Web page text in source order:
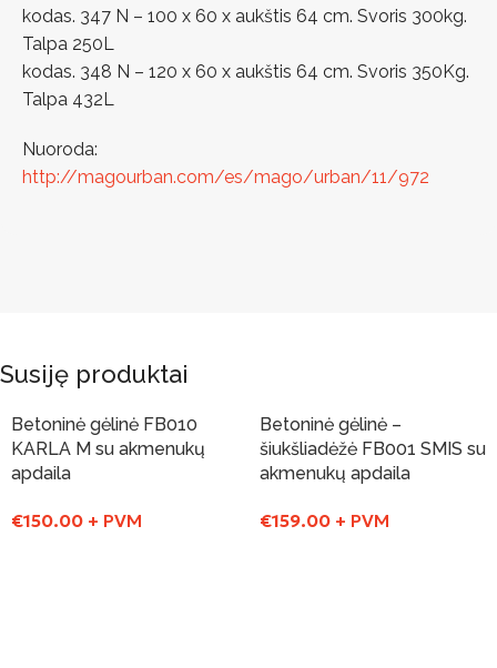
kodas. 347 N – 100 x 60 x aukštis 64 cm. Svoris 300kg.
Talpa 250L
kodas. 348 N – 120 x 60 x aukštis 64 cm. Svoris 350Kg.
Talpa 432L
Nuoroda:
http://magourban.com/es/mago/urban/11/972
Susiję produktai
Yra sandelyje
Betoninė gėlinė FB010
KARLA M su akmenukų
apdaila
€150.00 + PVM
Yra sandelyje
Betoninė gėlinė –
šiukšliadėžė FB001 SMIS su
akmenukų apdaila
€159.00 + PVM